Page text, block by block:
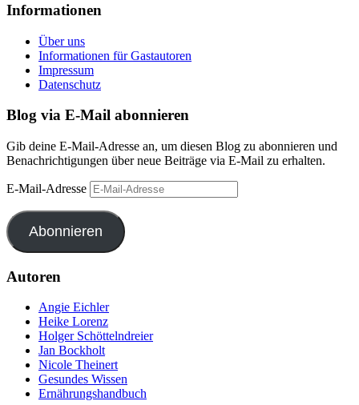
Informationen
Über uns
Informationen für Gastautoren
Impressum
Datenschutz
Blog via E-Mail abonnieren
Gib deine E-Mail-Adresse an, um diesen Blog zu abonnieren und
Benachrichtigungen über neue Beiträge via E-Mail zu erhalten.
E-Mail-Adresse
Abonnieren
Autoren
Angie Eichler
Heike Lorenz
Holger Schöttelndreier
Jan Bockholt
Nicole Theinert
Gesundes Wissen
Ernährungshandbuch